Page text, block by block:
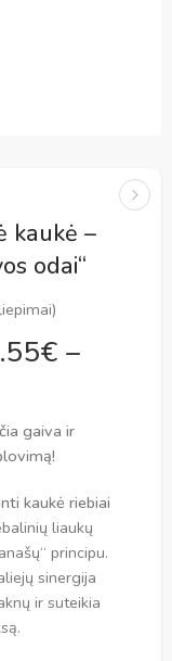
kaukė –
odai“
€ –
gaiva ir
kaukė riebiai
liaukų
principu.
sinergija
ir suteikia